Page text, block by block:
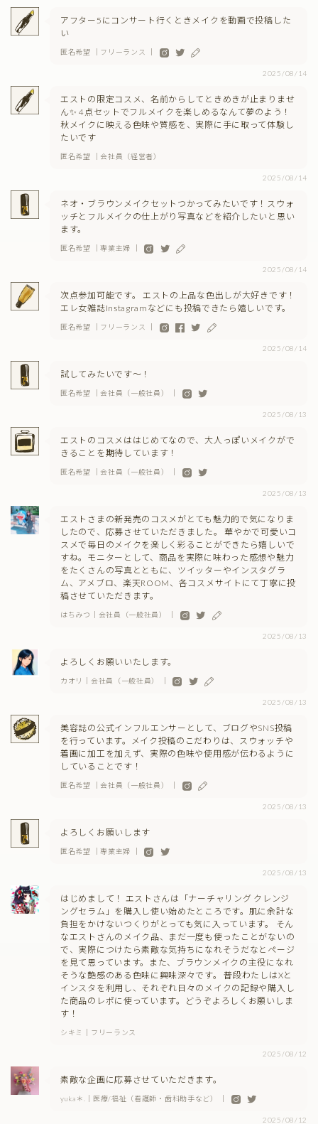
アフター5にコンサート行くときメイクを動画で投稿した
い
匿名希望 ｜フリーランス ｜
2025/08/14
エストの限定コスメ、名前からしてときめきが止まりませ
ん✨ 4点セットでフルメイクを楽しめるなんて夢のよう！
秋メイクに映える色味や質感を、実際に手に取って体験し
たいです
匿名希望 ｜会社員（経営者）
2025/08/14
ネオ・ブラウンメイクセットつかってみたいです！スウォ
ッチとフルメイクの仕上がり写真などを紹介したいと思い
ます。
匿名希望 ｜専業主婦 ｜
2025/08/14
次点参加可能です。 エストの上品な色出しが大好きです！
エレ女雑誌Instagramなどにも投稿できたら嬉しいです。
匿名希望 ｜フリーランス ｜
2025/08/14
試してみたいです〜！
匿名希望 ｜会社員（一般社員） ｜
2025/08/13
エストのコスメははじめてなので、大人っぽいメイクがで
きることを期待しています！
匿名希望 ｜会社員（一般社員） ｜
2025/08/13
エストさまの新発売のコスメがとても魅力的で気になりま
したので、応募させていただきました。 華やかで可愛いコ
スメで毎日のメイクを楽しく彩ることができたら嬉しいで
すね。モニターとして、商品を実際に味わった感想や魅力
をたくさんの写真とともに、ツイッターやインスタグラ
ム、アメブロ、楽天ROOM、各コスメサイトにて丁寧に投
稿させていただきます。
はちみつ｜会社員（一般社員） ｜
2025/08/13
よろしくお願いいたします。
カオリ｜会社員（一般社員） ｜
2025/08/13
美容誌の公式インフルエンサーとして、ブログやSNS投稿
を行っています。メイク投稿のこだわりは、スウォッチや
着画に加工を加えず、実際の色味や使用感が伝わるように
していることです！
匿名希望 ｜会社員（一般社員） ｜
2025/08/13
よろしくお願いします
匿名希望 ｜専業主婦 ｜
2025/08/13
はじめまして！ エストさんは「ナーチャリング クレンジ
ングセラム」を購入し使い始めたところです。肌に余計な
負担をかけないつくりがとっても気に入っています。 そん
なエストさんのメイク品、まだ一度も使ったことがないの
で、実際につけたら素敵な気持ちになれそうだなとページ
を見て思っています。また、ブラウンメイクの主役になれ
そうな艶感のある色味に興味深々です。 普段わたしはXと
インスタを利用し、それぞれ日々のメイクの記録や購入し
た商品のレポに使っています。どうぞよろしくお願いしま
す！
シキミ｜フリーランス
2025/08/12
素敵な企画に応募させていただきます。
yuka＊.｜医療/福祉（看護師・歯科助手など） ｜
2025/08/12